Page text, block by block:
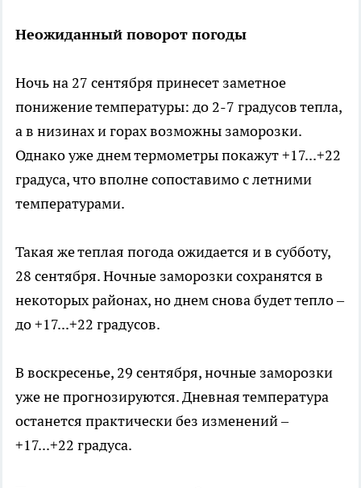
Неожиданный поворот погоды
Ночь на 27 сентября принесет заметное
понижение температуры: до 2-7 градусов тепла,
а в низинах и горах возможны заморозки.
Однако уже днем термометры покажут +17...+22
градуса, что вполне сопоставимо с летними
температурами.
Такая же теплая погода ожидается и в субботу,
28 сентября. Ночные заморозки сохранятся в
некоторых районах, но днем снова будет тепло –
до +17...+22 градусов.
В воскресенье, 29 сентября, ночные заморозки
уже не прогнозируются. Дневная температура
останется практически без изменений –
+17...+22 градуса.